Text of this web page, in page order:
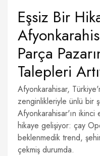
Eşsiz Bir
Parça
Talepleri
Afyonkarahisar,
zenginlikleriyle ünlü bir
Afyonkarahisar'ın
hikaye gelişiyor: çay
beklenmedik trend,
çekmiş durumda.